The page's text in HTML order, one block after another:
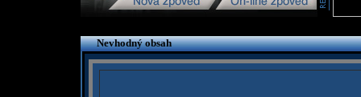
Nevhodný obsah